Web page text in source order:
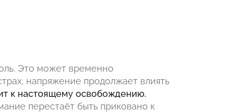
Это может временно
напряжение продолжает влиять
к настоящему освобождению.
перестаёт быть приковано к